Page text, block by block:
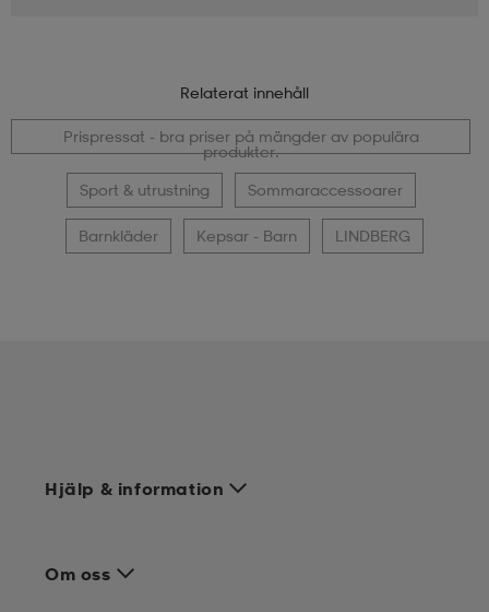
Relaterat innehåll
Prispressat - bra priser på mängder av populära
produkter.
Sport & utrustning Sommaraccessoarer
Barnkläder Kepsar - Barn LINDBERG
Hjälp & information
Om oss